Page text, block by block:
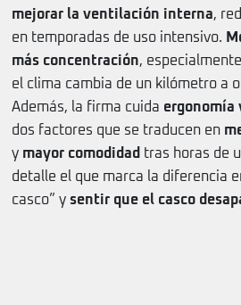
mejorar la ventilación interna,
en temporadas de uso intensivo.
más concentración,
el clima cambia de un kilómetro a
Además, la firma cuida ergonomía
dos factores que se traducen en
y mayor comodidad tras horas de
detalle el que marca la diferencia
casco” y sentir que el casco